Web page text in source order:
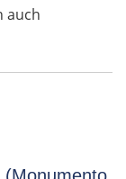
auch